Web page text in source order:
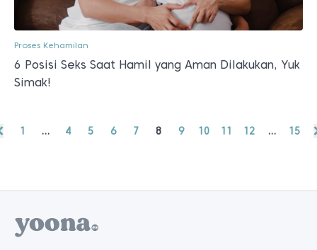
Proses Kehamilan
6 Posisi Seks Saat Hamil yang Aman Dilakukan, Yuk
Simak!
1 … 4 5 6 7 8 9 10 11 12 … 15